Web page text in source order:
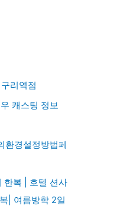
리역점
캐스팅 정보
환경설정방법페
한복 | 호텔 션사
| 여름방학 2일